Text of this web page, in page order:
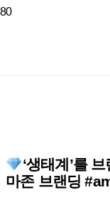
‘생태계’를
마존 브랜딩